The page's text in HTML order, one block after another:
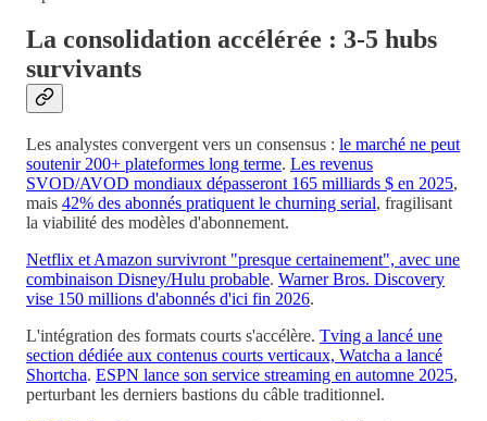
La consolidation accélérée : 3-5 hubs
survivants
Les analystes convergent vers un consensus : le marché ne peut
soutenir 200+ plateformes long terme. Les revenus
SVOD/AVOD mondiaux dépasseront 165 milliards $ en 2025,
mais 42% des abonnés pratiquent le churning serial, fragilisant
la viabilité des modèles d'abonnement.
Netflix et Amazon survivront "presque certainement", avec une
combinaison Disney/Hulu probable. Warner Bros. Discovery
vise 150 millions d'abonnés d'ici fin 2026.
L'intégration des formats courts s'accélère. Tving a lancé une
section dédiée aux contenus courts verticaux, Watcha a lancé
Shortcha. ESPN lance son service streaming en automne 2025,
perturbant les derniers bastions du câble traditionnel.